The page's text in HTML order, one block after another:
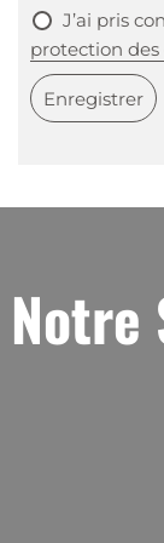
J’ai pris
protection des
Enregistrer
Notre